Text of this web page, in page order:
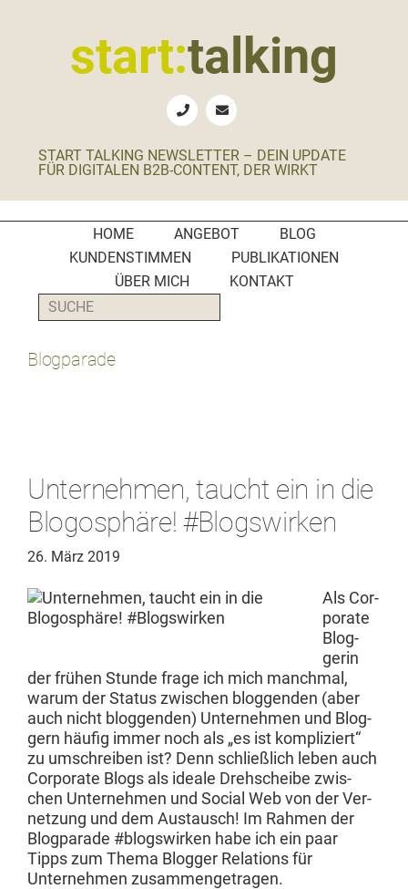
start:talking
B2B-
Social
Media
Manager
PR-
Agenturen
START TALKING NEWSLETTER – DEIN UPDATE
FÜR DIGITALEN B2B-CONTENT, DER WIRKT
HOME ANGEBOT
BLOG
KUNDENSTIMMEN
PUBLIKATIONEN
ÜBER MICH
KONTAKT
SUCHE
Blogparade
Unternehmen, taucht ein in die
Blogosphäre! #Blogswirken
26. März 2019
Als Cor­
po­rate
Blog­
gerin
der frühen Stunde frage ich mich manch­mal,
warum der Sta­tus zwis­chen bloggen­den (aber
auch nicht bloggen­den) Unternehmen und Blog­
gern häu­fig immer noch als „es ist kom­pliziert“
zu umschreiben ist? Denn schließlich leben auch
Cor­po­rate Blogs als ide­ale Drehscheibe zwis­
chen Unternehmen und Social Web von der Ver­
net­zung und dem Aus­tausch! Im Rah­men der
Blog­pa­rade #blogswirken habe ich ein paar
Tipps zum The­ma Blog­ger Rela­tions für
Unternehmen zusammengetragen.